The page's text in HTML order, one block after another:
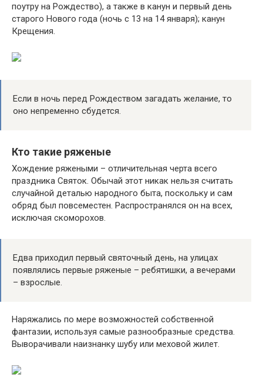
поутру на Рождество), а также в канун и первый день
старого Нового года (ночь с 13 на 14 января); канун
Крещения.
Если в ночь перед Рождеством загадать желание, то
оно непременно сбудется.
Кто такие ряженые
Хождение ряжеными – отличительная черта всего
праздника Святок. Обычай этот никак нельзя считать
случайной деталью народного быта, поскольку и сам
обряд был повсеместен. Распространялся он на всех,
исключая скоморохов.
Едва приходил первый святочный день, на улицах
появлялись первые ряженые – ребятишки, а вечерами
– взрослые.
Наряжались по мере возможностей собственной
фантазии, используя самые разнообразные средства.
Выворачивали наизнанку шубу или меховой жилет.